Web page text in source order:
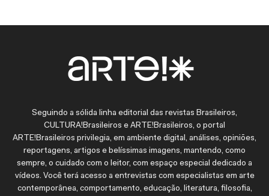
Seguindo a sólida linha editorial das revistas Brasileiros,
CULTURA!Brasileiros e ARTE!Brasileiros, o portal
ARTE!Brasileiros privilegia, em ambiente digital, análises, opiniões,
reportagens, artigos e belíssimas imagens, mantendo, como
sempre, o cuidado com o leitor, com espaço especial dedicado a
vídeos. Você terá acesso a entrevistas com especialistas em arte
contemporânea, comportamento, educação, literatura, filosofia,